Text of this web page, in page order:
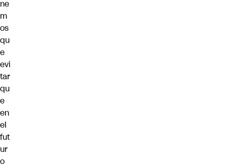
ne
m
os
qu
e
evi
tar
qu
e
en
el
fut
ur
o